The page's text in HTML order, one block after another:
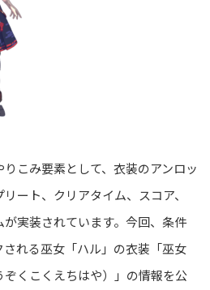
りこみ要素として、衣装のアンロッ
ート、クリアタイム、スコア、
実装されています。今回、条件
れる巫女「ハル」の衣装「巫女
くこくえちはや）」の情報を公